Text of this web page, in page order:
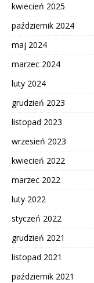
kwiecień 2025
październik 2024
maj 2024
marzec 2024
luty 2024
grudzień 2023
listopad 2023
wrzesień 2023
kwiecień 2022
marzec 2022
luty 2022
styczeń 2022
grudzień 2021
listopad 2021
październik 2021